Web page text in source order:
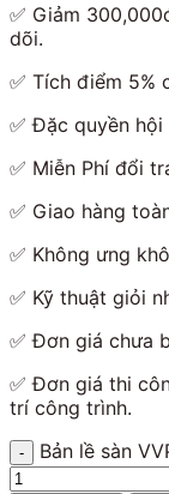
✅ Giảm
dõi.
✅ Tích điểm 5%
✅ Đặc quyền
✅ Miễn Phí đổi
✅ Giao hàng
✅ Không ưng
✅ Kỹ thuật giỏi
✅ Đơn giá chưa
✅ Đơn giá thi
trí công trình.
Bản lề sàn